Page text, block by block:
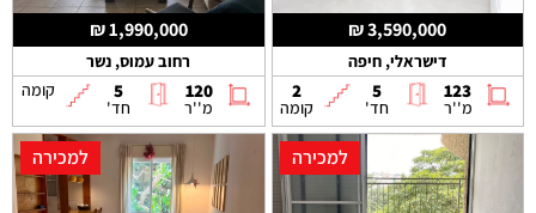
3,590,000 ₪
דישראלי, חיפה
123
מ''ר
5
חד'
2
קומה
1,990,000 ₪
רחוב עמוס, נשר
120
מ''ר
5
חד'
קומה
למכירה למכירה